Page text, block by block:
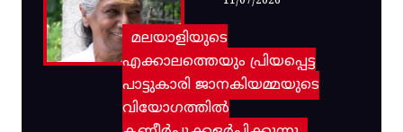
മലയാളിയുടെ
എക്കാലത്തെയും പ്രിയപ്പെട്ട
പാട്ടുകാരി ജാനകിയമ്മയുടെ
വിയോഗത്തിൽ